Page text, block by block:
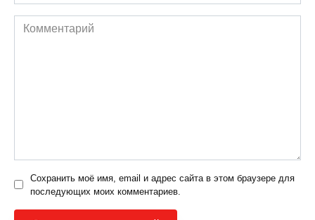
Комментарий
Сохранить моё имя, email и адрес сайта в этом браузере для
последующих моих комментариев.